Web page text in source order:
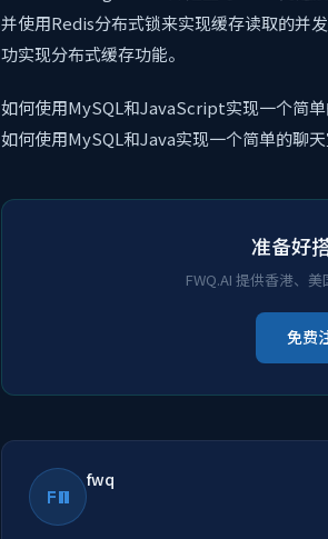
并使用Redis分布式锁来实现缓存读取的并
功实现分布式缓存功能。
如何使用MySQL和JavaScript实现一个简
如何使用MySQL和Java实现一个简单的聊
准备好
FWQ.AI 提供香港、
免费
FW
fwq